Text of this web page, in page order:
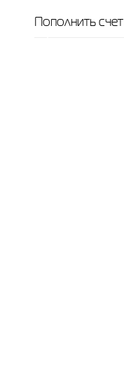
Пополнить счет